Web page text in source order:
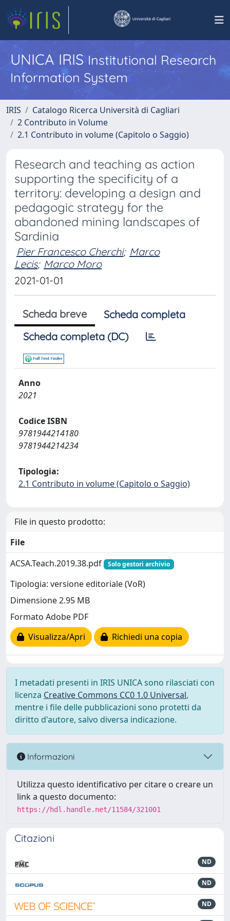
UNICA IRISInstitutional Research
Information System
IRIS
Catalogo Ricerca Università di Cagliari
2 Contributo in Volume
2.1 Contributo in volume (Capitolo o Saggio)
Research and teaching as action
supporting the specificity of a
territory: developing a design and
pedagogic strategy for the
abandoned mining landscapes of
Sardinia
Pier Francesco Cherchi; Marco
Lecis; Marco Moro
2021-01-01
Scheda breve
Scheda completa
Scheda completa (DC)
Anno
2021
Codice ISBN
9781944214180
9781944214234
Tipologia:
2.1 Contributo in volume (Capitolo o Saggio)
File in questo prodotto:
File
ACSA.Teach.2019.38.pdf
Solo gestori archivio
Tipologia: versione editoriale (VoR)
Dimensione 2.95 MB
Formato Adobe PDF
Visualizza/Apri
Richiedi una copia
I metadati presenti in IRIS UNICA sono rilasciati con
licenza Creative Commons CC0 1.0 Universal,
mentre i file delle pubblicazioni sono protetti da
diritto d'autore, salvo diversa indicazione.
Informazioni
Utilizza questo identificativo per citare o creare un
link a questo documento:
https://hdl.handle.net/11584/321001
Citazioni
ND
ND
ND